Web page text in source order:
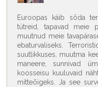
Euroopas käib sõda
tütreid, tapavad meie
muutnud meie
ebaturvaliseks.
suutlikkuses, muutma
maneere, sunnivad
koosseisu kuuluvaid
mitteõigeks. Ja see